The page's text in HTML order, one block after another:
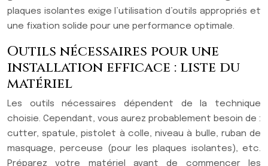
plaques isolantes exige l’utilisation d’outils appropriés et
une fixation solide pour une performance optimale.
Outils nécessaires pour une
installation efficace : liste du
matériel
Les outils nécessaires dépendent de la technique
choisie. Cependant, vous aurez probablement besoin de :
cutter, spatule, pistolet à colle, niveau à bulle, ruban de
masquage, perceuse (pour les plaques isolantes), etc.
Préparez votre matériel avant de commencer les